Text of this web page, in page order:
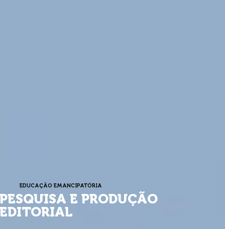
EDUCAÇÃO EMANCIPATÓRIA
PESQUISA E PRODUÇÃO
EDITORIAL